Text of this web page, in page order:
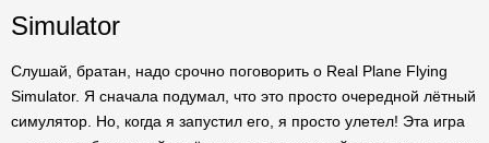
Simulator
Слушай, братан, надо срочно поговорить о Real Plane Flying
Simulator. Я сначала подумал, что это просто очередной лётный
симулятор. Но, когда я запустил его, я просто улетел! Эта игра